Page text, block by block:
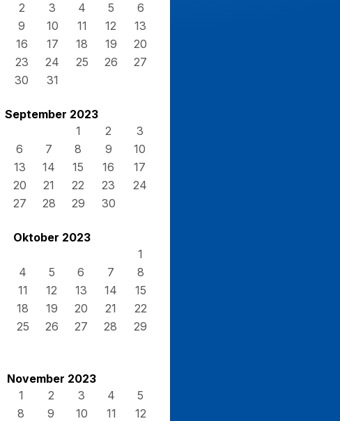
2 3 4 5
6
9 10 11 12
13
16 17 18 19
20
23 24 25 26
27
30 31
September 2023
1
2
3
6 7 8 9
10
13 14 15 16
17
20 21 22 23
24
27 28 29 30
Oktober 2023
1
4 5 6 7
8
11 12 13 14
15
18 19 20 21
22
25 26 27 28
29
November 2023
1
2 3 4
5
8 9 10 11
12